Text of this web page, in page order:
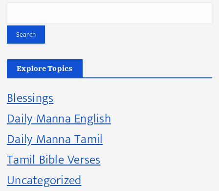
Search
Explore Topics
Blessings
Daily Manna English
Daily Manna Tamil
Tamil Bible Verses
Uncategorized